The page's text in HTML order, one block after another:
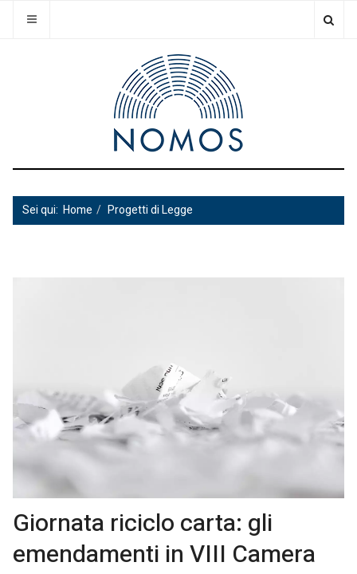
Sei qui: Home Progetti di Legge
Giornata riciclo carta: gli
emendamenti in VIII Camera